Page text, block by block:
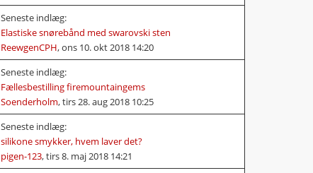
Seneste indlæg:
Elastiske snørebånd med swarovski sten
ReewgenCPH,ons 10. okt 2018 14:20
Seneste indlæg:
Fællesbestilling firemountaingems
Soenderholm,tirs 28. aug 2018 10:25
Seneste indlæg:
silikone smykker, hvem laver det?
pigen-123,tirs 8. maj 2018 14:21